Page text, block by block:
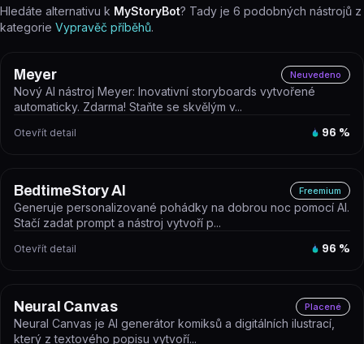
Hledáte alternativu k MyStoryBot? Tady je 6 podobných nástrojů z
kategorie Vypravěč příběhů.
Meyer Neuvedeno
Nový AI nástroj Meyer: Inovativní storyboards vytvořené
automaticky. Zdarma! Staňte se skvělým v...
Otevřít detail 96 %
BedtimeStory AI Freemium
Generuje personalizované pohádky na dobrou noc pomocí AI.
Stačí zadat prompt a nástroj vytvoří p...
Otevřít detail 96 %
Neural Canvas Placené
Neural Canvas je AI generátor komiksů a digitálních ilustrací,
který z textového popisu vytvoří...